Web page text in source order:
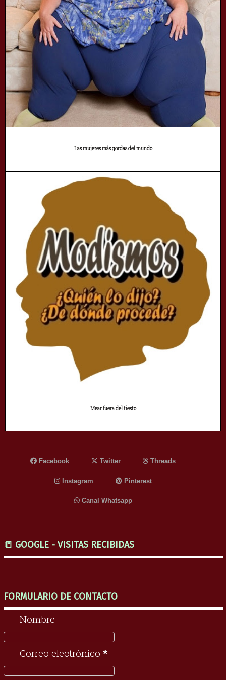
Las mujeres más gordas del mundo
Mear fuera del tiesto
Facebook Twitter Threads
Instagram Pinterest
Canal Whatsapp
📒 GOOGLE - VISITAS RECIBIDAS
FORMULARIO DE CONTACTO
Nombre
Correo electrónico *